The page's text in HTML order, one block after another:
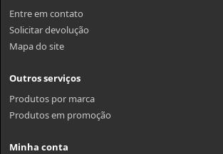
Entre em contato
Solicitar devolução
Mapa do site
Outros serviços
Produtos por marca
Produtos em promoção
Minha conta